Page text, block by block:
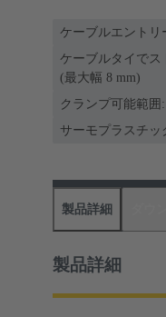
ケーブルエントリ
ケーブルタイでス
(最大幅 8 mm)
クランプ可能範囲
サーモプラスチッ
製品詳細
製品詳細